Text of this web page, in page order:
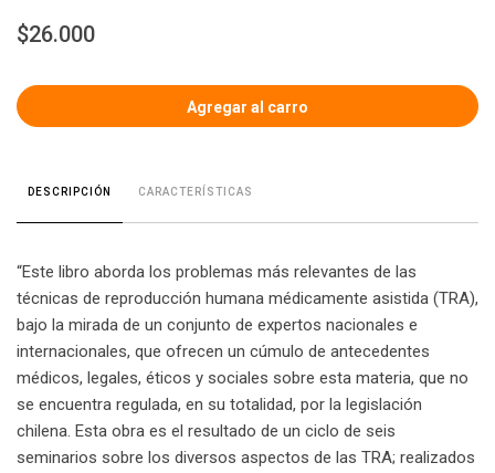
$26.000
DESCRIPCIÓN CARACTERÍSTICAS
“Este libro aborda los problemas más relevantes de las
técnicas de reproducción humana médicamente asistida (TRA),
bajo la mirada de un conjunto de expertos nacionales e
internacionales, que ofrecen un cúmulo de antecedentes
médicos, legales, éticos y sociales sobre esta materia, que no
se encuentra regulada, en su totalidad, por la legislación
chilena. Esta obra es el resultado de un ciclo de seis
seminarios sobre los diversos aspectos de las TRA; realizados